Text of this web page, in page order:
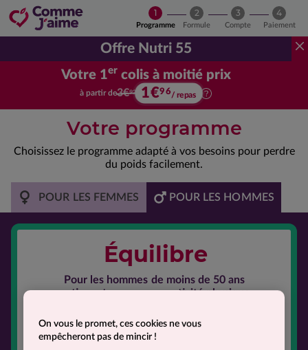
1
Programme
2
Formule
3
Compte
4
Paiement
Offre Nutri 55
Votre 1er colis à moitié prix
Votre premier colis à moitié prix.
à partir de3€92 1€96/ repas
Votre programme
Choisissez le programme adapté à vos besoins pour perdre
du poids facilement.
POUR LES FEMMES POUR LES HOMMES
Équilibre
Pour les hommes de moins de 50 ans
pratiquant ou non une activité physique.
CHOISIR
On vous le promet, ces cookies ne vous
empêcheront pas de mincir !